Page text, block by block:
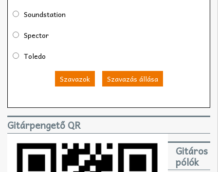
Soundstation
Spector
Toledo
Szavazok Szavazás állása
Gitárpengető QR
Gitáros
pólók